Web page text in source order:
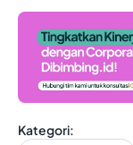
Kategori: